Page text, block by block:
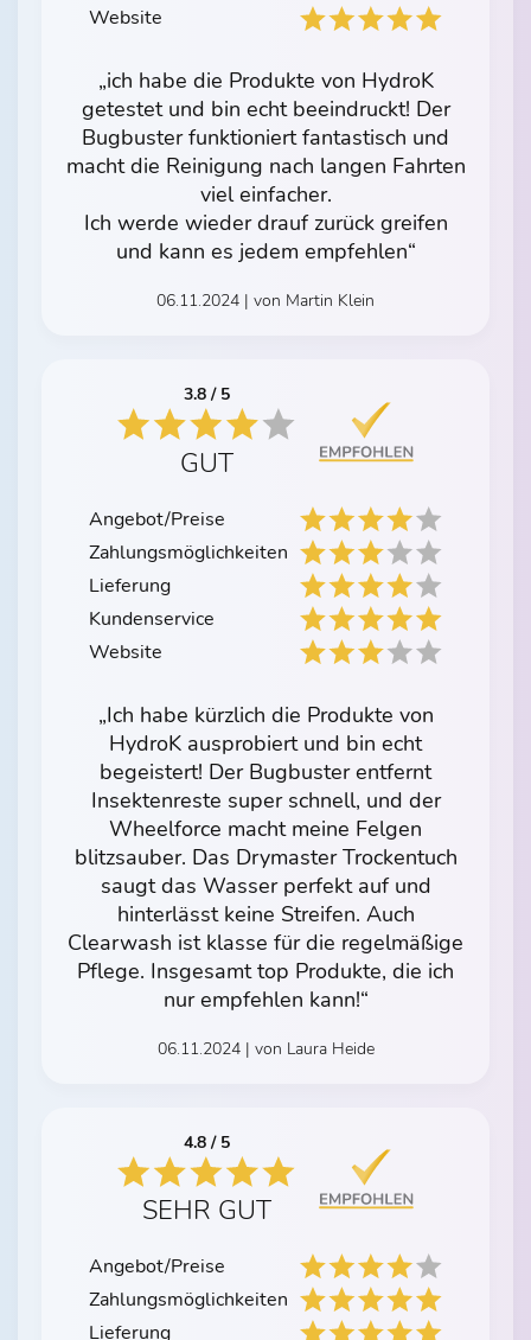
Website
„ich habe die Produkte von HydroK
getestet und bin echt beeindruckt! Der
Bugbuster funktioniert fantastisch und
macht die Reinigung nach langen Fahrten
viel einfacher.
Ich werde wieder drauf zurück greifen
und kann es jedem empfehlen“
06.11.2024 | von Martin Klein
3.8 / 5
GUT
Angebot/Preise
Zahlungsmöglichkeiten
Lieferung
Kundenservice
Website
„Ich habe kürzlich die Produkte von
HydroK ausprobiert und bin echt
begeistert! Der Bugbuster entfernt
Insektenreste super schnell, und der
Wheelforce macht meine Felgen
blitzsauber. Das Drymaster Trockentuch
saugt das Wasser perfekt auf und
hinterlässt keine Streifen. Auch
Clearwash ist klasse für die regelmäßige
Pflege. Insgesamt top Produkte, die ich
nur empfehlen kann!“
06.11.2024 | von Laura Heide
4.8 / 5
SEHR GUT
Angebot/Preise
Zahlungsmöglichkeiten
Lieferung